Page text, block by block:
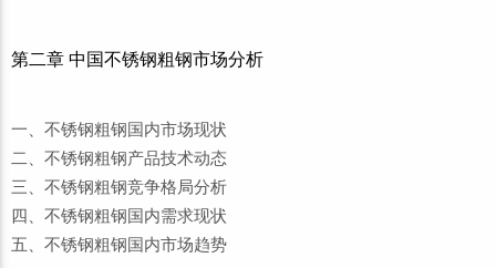
第二章 中国不锈钢粗钢市场分析
一、不锈钢粗钢国内市场现状
二、不锈钢粗钢产品技术动态
三、不锈钢粗钢竞争格局分析
四、不锈钢粗钢国内需求现状
五、不锈钢粗钢国内市场趋势